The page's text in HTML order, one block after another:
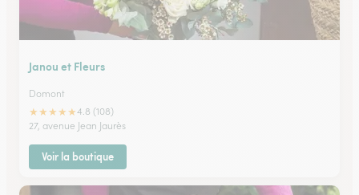
Janou et Fleurs
Domont
★★★★★4.8 (108)
27, avenue Jean Jaurès
Voir la boutique